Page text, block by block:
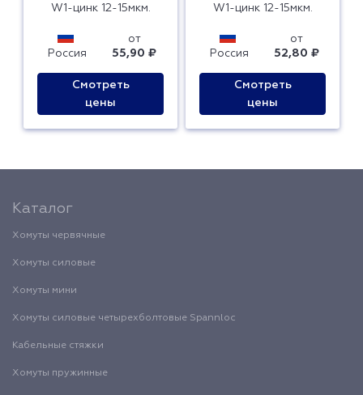
W1-цинк 12-15мкм.
Россия
от
55,90 ₽
Смотреть
цены
W1-цинк 12-15мкм.
Россия
от
52,80 ₽
Смотреть
цены
Каталог
Хомуты червячные
Хомуты силовые
Хомуты мини
Хомуты силовые четырехболтовые Spannloc
Кабельные стяжки
Хомуты пружинные